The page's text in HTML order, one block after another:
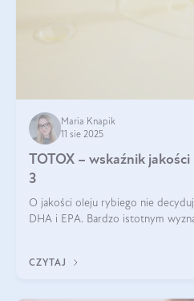
Maria Knapik
11 sie 2025
TOTOX – wskaźnik
3
O jakości oleju rybiego nie
DHA i EPA. Bardzo istotnym
CZYTAJ